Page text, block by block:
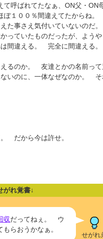
て呼ばれてたなぁ、ON父・ON
１００％間違えてたからね
た事さえ気付いていないのだ
っていたものだったが、よう
は間違える。 完全に間違える
えるのか。 友達とかの名前っ
いのに、一体なぜなのか。
だから今は許せ。
がれ覚書↓
収だってねぇ。 ウ
らおうかなぁ。
せがれ